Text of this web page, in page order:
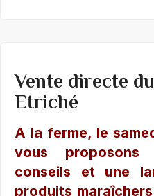
Vente directe
Etriché
A la ferme, le
vous
conseils et une
produits